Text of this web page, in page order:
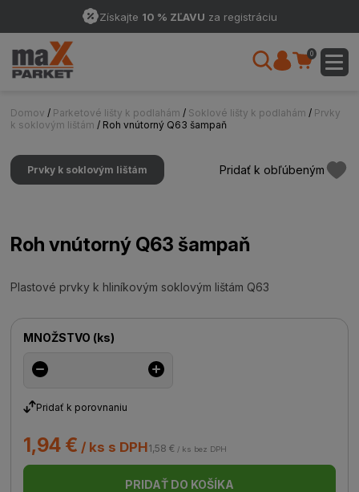
Získajte 10 % ZĽAVU za registráciu
0
Domov / Parketové lišty k podlahám / Soklové lišty k podlahám / Prvky
k soklovým lištám / Roh vnútorný Q63 šampaň
Prvky k soklovým lištám Pridať k obľúbeným
Roh vnútorný Q63 šampaň
Plastové prvky k hliníkovým soklovým lištám Q63
MNOŽSTVO (ks)
Pridať k porovnaniu
1,94 € / ks s DPH1,58 € / ks bez DPH
PRIDAŤ DO KOŠÍKA